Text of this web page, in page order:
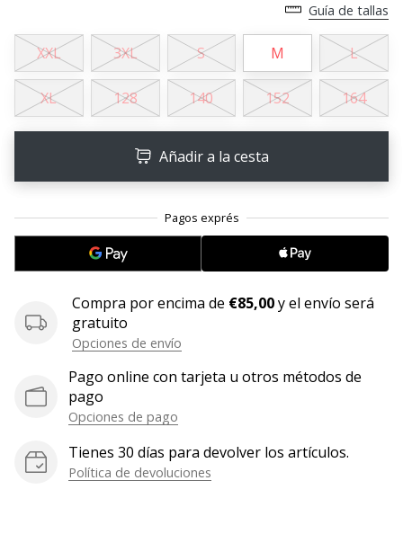
11. 8. 2022
•
2 min. de lectura
¡Conviértete
Weplayvolleyball!
¿Te
consideras
jugón?
queremos
en
nuestro
equipo!
Mostrar
todos
Guía de tallas
XXL 3XL S M L
XL 128 140 152 164
Añadir a la cesta
Compra por encima de €85,00y el envío será
gratuito
Opciones de envío
Pago online con tarjeta u otros métodos de
pago
Opciones de pago
Tienes 30 días para devolver los artículos.
Política de devoluciones